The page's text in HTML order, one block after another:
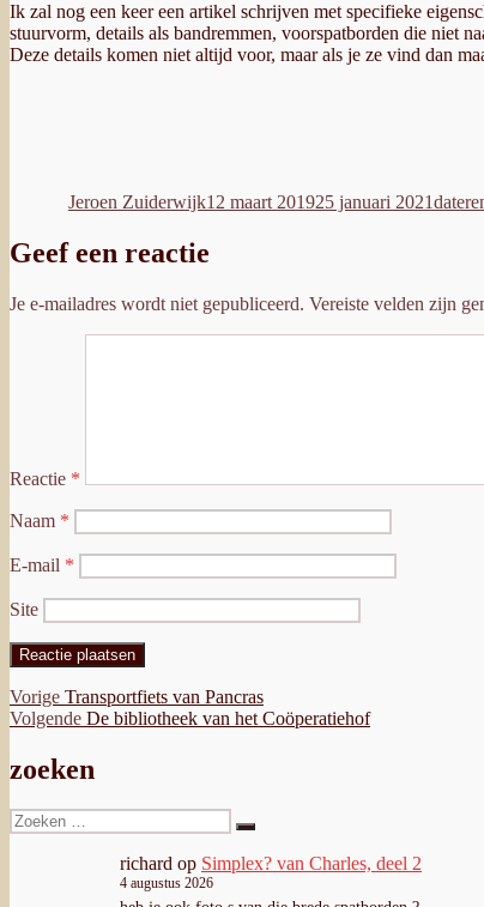
Ik zal nog een keer een artikel schrijven met specifieke
stuurvorm, details als bandremmen, voorspatborden die niet
Deze details komen niet altijd voor, maar als je ze vind dan
Jeroen Zuiderwijk12 maart 201925 januari 2021
Geef een reactie
Je e-mailadres wordt niet gepubliceerd. Vereiste velden zijn
Reactie *
Naam *
E-mail *
Site
Bericht
navigatie
Vorige Vorig
bericht:
Transportfiets van Pancras
Volgende Volgend
De bibliotheek van het Coöperatiehof
zoeken
Zoeken
naar:
Zoeken
richard op Simplex? van Charles, deel 2
4 augustus 2026